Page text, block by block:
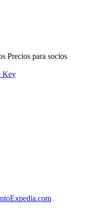
Precios para socios
Key
Expedia.com